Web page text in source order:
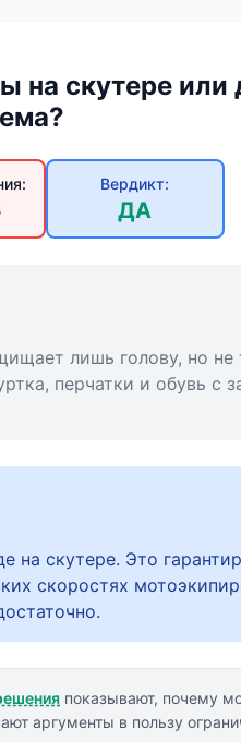
на скутере или
Вердикт:
ДА
лишь голову, но не
перчатки и обувь с
на скутере. Это
скоростях
показывают, почему
аргументы в пользу